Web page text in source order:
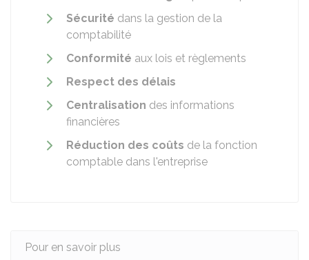
Sécurité dans la gestion de la
comptabilité
Conformité aux lois et règlements
Respect des délais
Centralisation des informations
financières
Réduction des coûts de la fonction
comptable dans l'entreprise
Pour en savoir plus